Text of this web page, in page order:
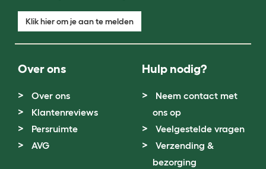
Klik hier om je aan te melden
Over ons
Over ons
Klantenreviews
Persruimte
AVG
Hulp nodig?
Neem contact met
ons op
Veelgestelde vragen
Verzending &
bezorging